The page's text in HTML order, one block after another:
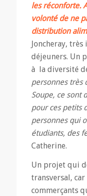
les réconforte.
volonté de ne
distribution
Joncheray,
déjeuners. Un
à la diversité
personnes très
Soupe, ce sont
pour ces petits
personnes qui
étudiants, des
Catherine.
Un projet qui
transversal,
commerçants